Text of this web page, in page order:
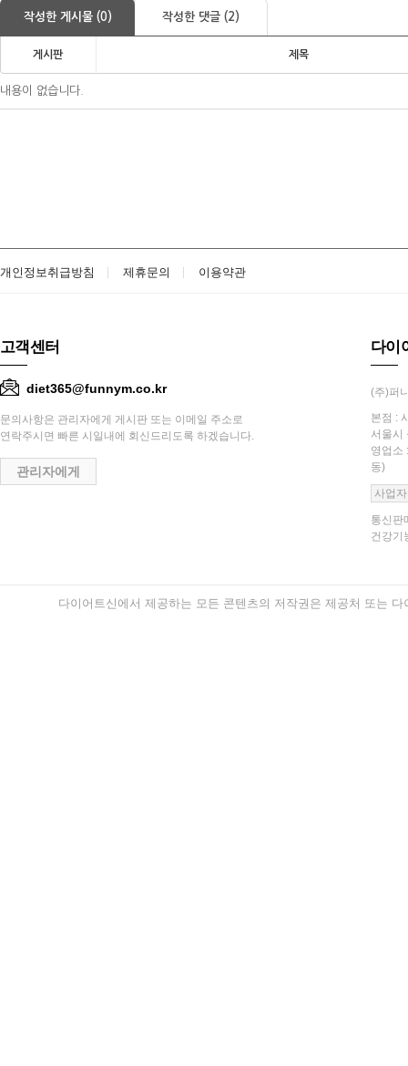
작성한 게시물 (0) 작성한 댓글 (2)
게시판 제목
내용이 없습니다.
개인정보취급방침 제휴문의 이용약관
고객센터
diet365@funnym.co.kr
문의사항은 관리자에게 게시판 또는 이메일 주소로
연락주시면 빠른 시일내에 회신드리도록 하겠습니다.
관리자에게
다이
(주)퍼
본점 :
서울시
영업소
동)
사업
통신판
건강기
다이어트신에서 제공하는 모든 콘텐츠의 저작권은 제공처 또는